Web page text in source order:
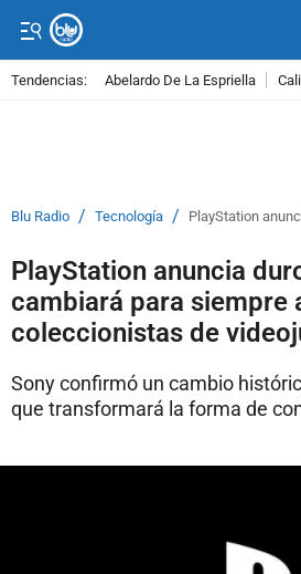
Tendencias: Abelardo De La Espriella Cali
Blu Radio / Tecnología / PlayStation
PlayStation anuncia
cambiará para siempre
coleccionistas de
Sony confirmó un cambio
que transformará la forma de